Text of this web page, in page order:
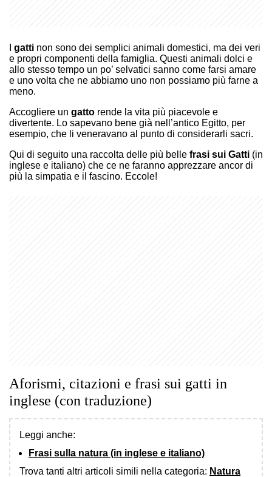
gatti non sono dei semplici animali domestici, ma dei veri
e propri componenti della famiglia. Questi animali dolci e
allo stesso tempo un po’ selvatici sanno come farsi amare
e uno volta che ne abbiamo uno non possiamo più farne a
meno.
Accogliere un gatto rende la vita più piacevole e
divertente. Lo sapevano bene già nell’antico Egitto, per
esempio, che li veneravano al punto di considerarli sacri.
Qui di seguito una raccolta delle più belle frasi sui Gatti (in
inglese e italiano) che ce ne faranno apprezzare ancor di
più la simpatia e il fascino. Eccole!
Aforismi, citazioni e frasi sui gatti in
inglese (con traduzione)
Leggi anche:
Frasi sulla natura (in inglese e italiano)
Trova tanti altri articoli simili nella categoria: Natura